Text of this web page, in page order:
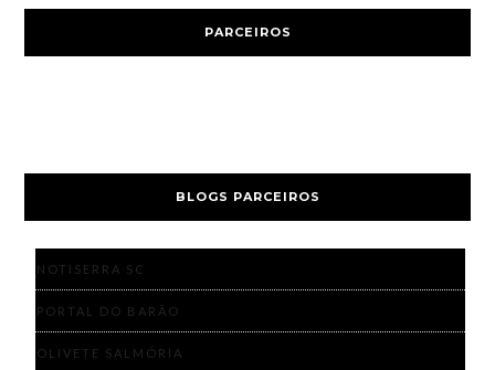
PARCEIROS
BLOGS PARCEIROS
NOTISERRA SC
PORTAL DO BARÃO
OLIVETE SALMÓRIA